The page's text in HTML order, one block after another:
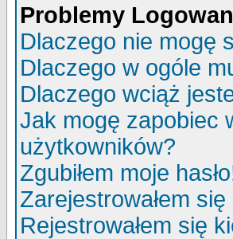
Problemy
Dlaczego nie mogę
Dlaczego w ogóle
Dlaczego wciąż
Jak mogę zapobiec
użytkowników?
Zgubiłem moje
Zarejestrowałem
Rejestrowałem się